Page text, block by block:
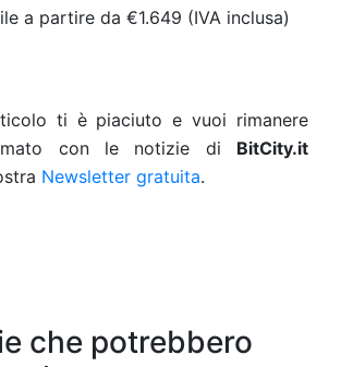
a partire da €1.649 (IVA inclusa)
ti è piaciuto e vuoi rimanere
con le notizie di BitCity.it
Newsletter gratuita.
che potrebbero